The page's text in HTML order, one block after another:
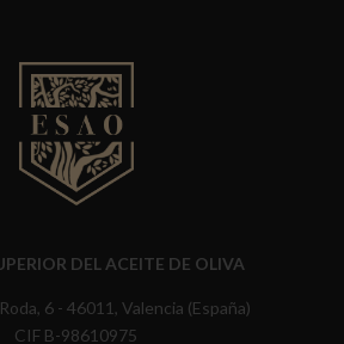
DEL ACEITE DE OLIVA
6 - 46011, Valencia (España)
CIF B-98610975